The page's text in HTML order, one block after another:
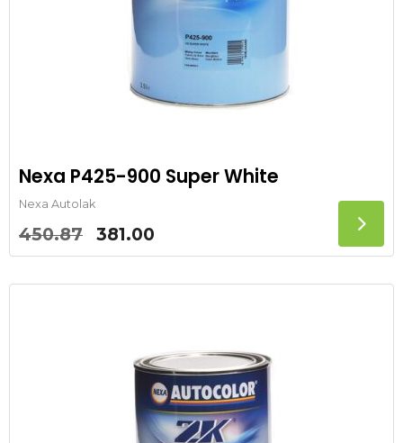
Nexa P425-900 Super White
Nexa Autolak
450.87
Oorspronkelijke
prijs
was:
381.00
prijs
is: